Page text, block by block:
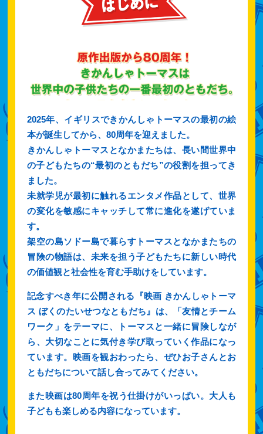
2025年、イギリスできかんしゃトーマスの最初の絵
本が誕生してから、80周年を迎えました。
きかんしゃトーマスとなかまたちは、長い間世界中
の子どもたちの“最初のともだち”の役割を担ってき
ました。
未就学児が最初に触れるエンタメ作品として、世界
の変化を敏感にキャッチして常に進化を遂げていま
す。
架空の島ソドー島で暮らすトーマスとなかまたちの
冒険の物語は、未来を担う子どもたちに新しい時代
の価値観と社会性を育む手助けをしています。
記念すべき年に公開される『映画 きかんしゃトーマ
ス ぼくのたいせつなともだち』は、「友情とチーム
ワーク」をテーマに、トーマスと一緒に冒険しなが
ら、大切なことに気付き学び取っていく作品になっ
ています。映画を観おわったら、ぜひお子さんとお
ともだちについて話し合ってみてください。
また映画は80周年を祝う仕掛けがいっぱい。大人も
子どもも楽しめる内容になっています。